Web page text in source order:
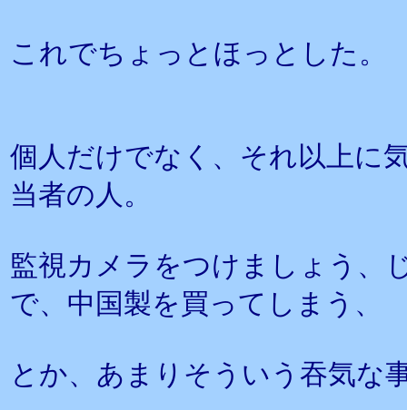
これでちょっとほっとした。
個人だけでなく、それ以上に
当者の人。
監視カメラをつけましょう、
で、中国製を買ってしまう、
とか、あまりそういう吞気な